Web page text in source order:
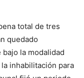
total de tres
quedado
la modalidad
inhabilitación para